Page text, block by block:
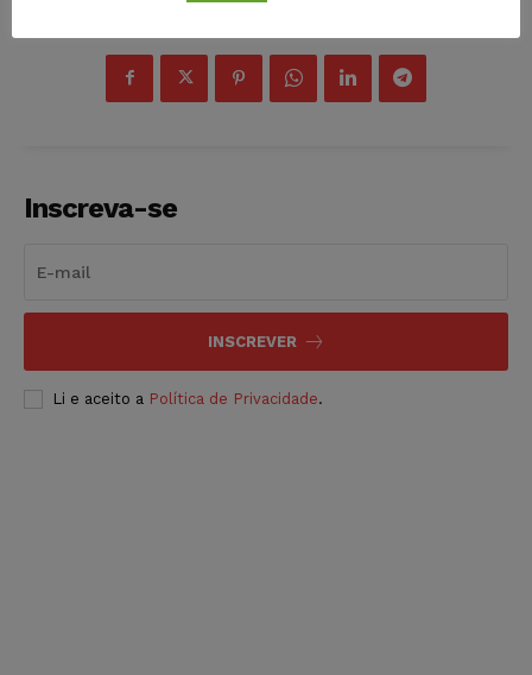
Inscreva-se
INSCREVER
Li e aceito a Política de Privacidade.